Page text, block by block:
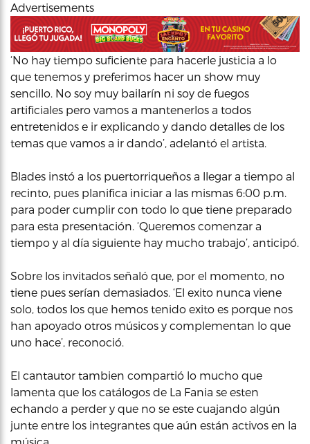
Advertisements
‘No hay tiempo suficiente para hacerle justicia a lo
que tenemos y preferimos hacer un show muy
sencillo. No soy muy bailarín ni soy de fuegos
artificiales pero vamos a mantenerlos a todos
entretenidos e ir explicando y dando detalles de los
temas que vamos a ir dando’, adelantó el artista.
Blades instó a los puertorriqueños a llegar a tiempo al
recinto, pues planifica iniciar a las mismas 6:00 p.m.
para poder cumplir con todo lo que tiene preparado
para esta presentación. ‘Queremos comenzar a
tiempo y al día siguiente hay mucho trabajo’, anticipó.
Sobre los invitados señaló que, por el momento, no
tiene pues serían demasiados. ‘El exito nunca viene
solo, todos los que hemos tenido exito es porque nos
han apoyado otros músicos y complementan lo que
uno hace’, reconoció.
El cantautor tambien compartió lo mucho que
lamenta que los catálogos de La Fania se esten
echando a perder y que no se este cuajando algún
junte entre los integrantes que aún están activos en la
música.